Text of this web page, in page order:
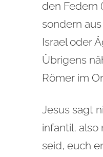
den Federn
sondern
Israel oder
Übrigens
Römer im
Jesus sagt
infantil,
seid, euch